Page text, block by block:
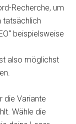
Recherche, um
tatsächlich
beispielsweise
also möglichst
die Variante
Wähle die